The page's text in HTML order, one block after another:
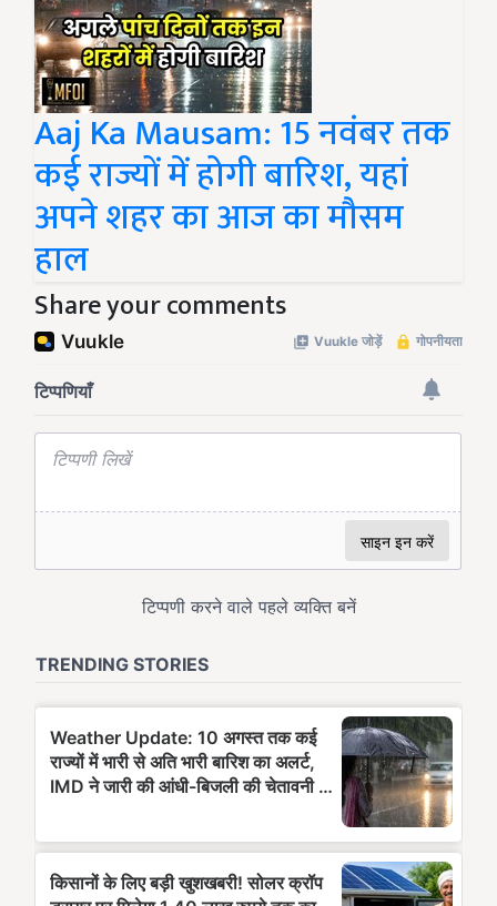
Aaj Ka Mausam: 15 नवंबर तक
कई राज्यों में होगी बारिश, यहां
अपने शहर का आज का मौसम
हाल
Share your comments